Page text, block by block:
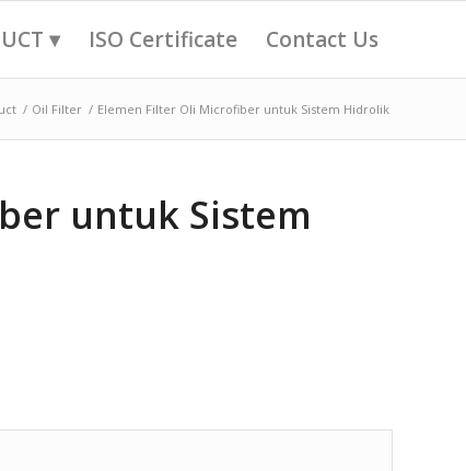
▾ ISO Certificate Contact Us
/ Oil Filter / Elemen Filter Oli Microfiber untuk Sistem Hidrolik
untuk Sistem